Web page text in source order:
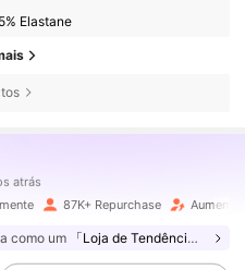
Elastane
atrás
87K+ Repurchase Aumento
como um 「Loja de Tendências」